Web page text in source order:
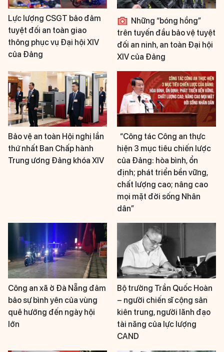
Lực lượng CSGT bảo đảm
tuyệt đối an toàn giao
thông phục vụ Đại hội XIV
của Đảng
Những “bóng hồng”
trên tuyến đầu bảo vệ tuyệt
đối an ninh, an toàn Đại hội
XIV của Đảng
Bảo vệ an toàn Hội nghị lần
thứ nhất Ban Chấp hành
Trung ương Đảng khóa XIV
“Công tác Công an thực
hiện 3 mục tiêu chiến lược
của Đảng: hòa bình, ổn
định; phát triển bền vững,
chất lượng cao; nâng cao
mọi mặt đời sống Nhân
dân”
Công an xã ở Đà Nẵng đảm
bảo sự bình yên của vùng
quê hướng đến ngày hội
lớn
Bộ trưởng Trần Quốc Hoàn
– người chiến sĩ cộng sản
kiên trung, người lãnh đạo
tài năng của lực lượng
CAND